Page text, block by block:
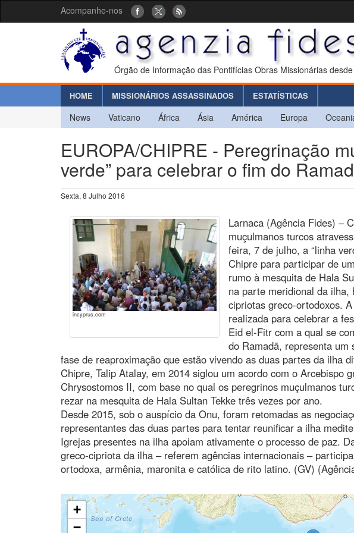
Acompanhe-nos
Órgão de Informação das Pontifícias Obras Missionárias
HOME MISSIONÁRIOS ASSASSINADOS ESTATÍSTICAS
News Vaticano África Ásia América Europa
EUROPA/CHIPRE - Peregrinação
verde” para celebrar o fim do
Sexta, 8 Julho 2016
incyprus.com
Larnaca (Agência Fides) –
muçulmanos turcos
feira, 7 de julho, a “linha
Chipre para participar de
rumo à mesquita de Hala
na parte meridional da ilha,
cipriotas greco-ortodoxos.
realizada para celebrar a
Eid el-Fitr com a qual se
do Ramadã, representa um
fase de reaproximação que estão vivendo as duas partes da ilha
Chipre, Talip Atalay, em 2014 siglou um acordo com o Arcebispo
Chrysostomos II, com base no qual os peregrinos muçulmanos
rezar na mesquita de Hala Sultan Tekke três vezes por ano.
Desde 2015, sob o auspício da Onu, foram retomadas as
representantes das duas partes para tentar reunificar a ilha
Igrejas presentes na ilha apoiam ativamente o processo de paz.
greco-cipriota da ilha – referem agências internacionais –
ortodoxa, armênia, maronita e católica de rito latino. (GV)
+
−